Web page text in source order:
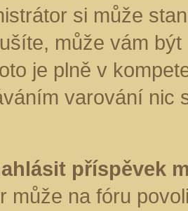
si může
může vám
je plně v
varování nic
příspěvek
může na fóru